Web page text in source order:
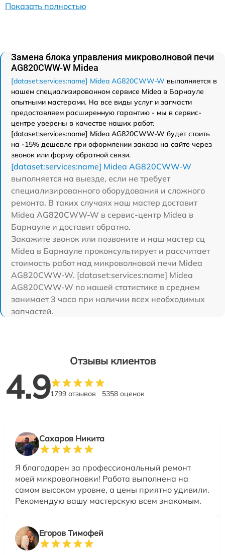
Показать полностью
Замена блока управления микроволновой печи
AG820CWW-W Midea
[dataset:services:name] Midea AG820CWW-W выполняется в
нашем специализированном сервисе Midea в Барнауле
опытными мастерами. На все виды услуг и запчасти
предоставляем расширенную гарантию - мы в сервис-
центре уверены в качестве наших работ.
[dataset:services:name] Midea AG820CWW-W будет стоить
на -15% дешевле при оформлении заказа на сайте через
звонок или форму обратной связи.
[dataset:services:name] Midea AG820CWW-W
выполняется на выезде, если не требует
специализированного оборудования и сложного
ремонта. В таких случаях наш мастер доставит
Midea AG820CWW-W в сервис-центр Midea в
Барнауле и доставит обратно.
Закажите звонок или позвоните и наш мастер сц
Midea в Барнауле проконсультирует и рассчитает
стоимость работ над микроволновой печи Midea
AG820CWW-W. [dataset:services:name] Midea
AG820CWW-W по нашей статистике в среднем
занимает 3 часа при наличии всех необходимых
запчастей.
Отзывы клиентов
4.91799 отзывов 5358 оценок
Сахаров Никита
Я благодарен за профессиональный ремонт
моей микроволновки! Работа выполнена на
самом высоком уровне, а цены приятно удивили.
Рекомендую вашу мастерскую всем знакомым.
Егоров Тимофей